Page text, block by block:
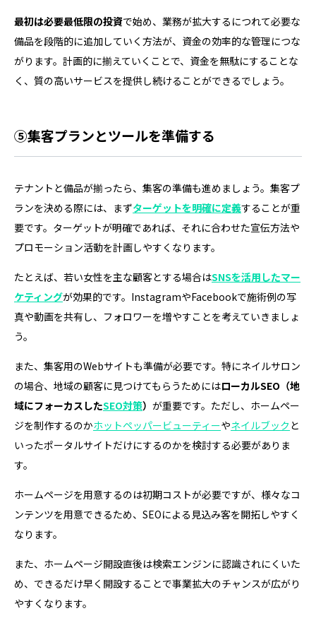
最初は必要最低限の投資で始め、業務が拡大するにつれて必要な
備品を段階的に追加していく方法が、資金の効率的な管理につな
がります。計画的に揃えていくことで、資金を無駄にすることな
く、質の高いサービスを提供し続けることができるでしょう。
⑤集客プランとツールを準備する
テナントと備品が揃ったら、集客の準備も進めましょう。集客プ
ランを決める際には、まずターゲットを明確に定義することが重
要です。ターゲットが明確であれば、それに合わせた宣伝方法や
プロモーション活動を計画しやすくなります。
たとえば、若い女性を主な顧客とする場合はSNSを活用したマー
ケティングが効果的です。InstagramやFacebookで施術例の写
真や動画を共有し、フォロワーを増やすことを考えていきましょ
う。
また、集客用のWebサイトも準備が必要です。特にネイルサロン
の場合、地域の顧客に見つけてもらうためにはローカルSEO（地
域にフォーカスしたSEO対策） が重要です。ただし、ホームペー
ジを制作するのかホットペッパービューティーやネイルブック と
いったポータルサイトだけにするのかを検討する必要がありま
す。
ホームページを用意するのは初期コストが必要ですが、様々なコ
ンテンツを用意できるため、SEOによる見込み客を開拓しやすく
なります。
また、ホームページ開設直後は検索エンジンに認識されにくいた
め、できるだけ早く開設することで事業拡大のチャンスが広がり
やすくなります。